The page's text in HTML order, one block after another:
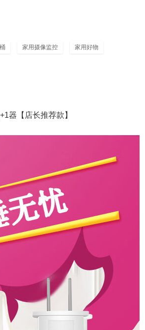
家用摄像监控 家用好物
器【店长推荐款】